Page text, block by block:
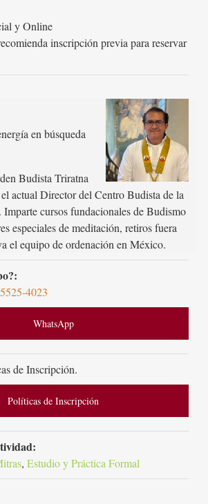
y Online
inscripción previa para reservar
en búsqueda
Budista Triratna
actual Director del Centro Budista de la
cursos fundacionales de Budismo
especiales de meditación, retiros fuera
el equipo de ordenación en México.
4023
WhatsApp
de Inscripción.
Políticas de Inscripción
,Estudio y Práctica Formal